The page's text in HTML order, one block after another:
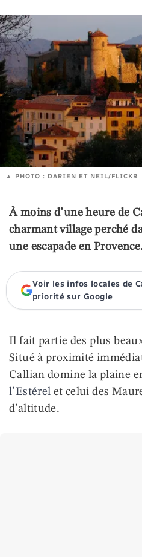
PHOTO : DARIEN ET NEIL/FLICKR
À moins d’une heure de
charmant village perché
une escapade en
Voir les infos locales de
priorité sur Google
Il fait partie des plus
Situé à proximité
Callian domine la plaine
l’Estérel et celui des
d’altitude.